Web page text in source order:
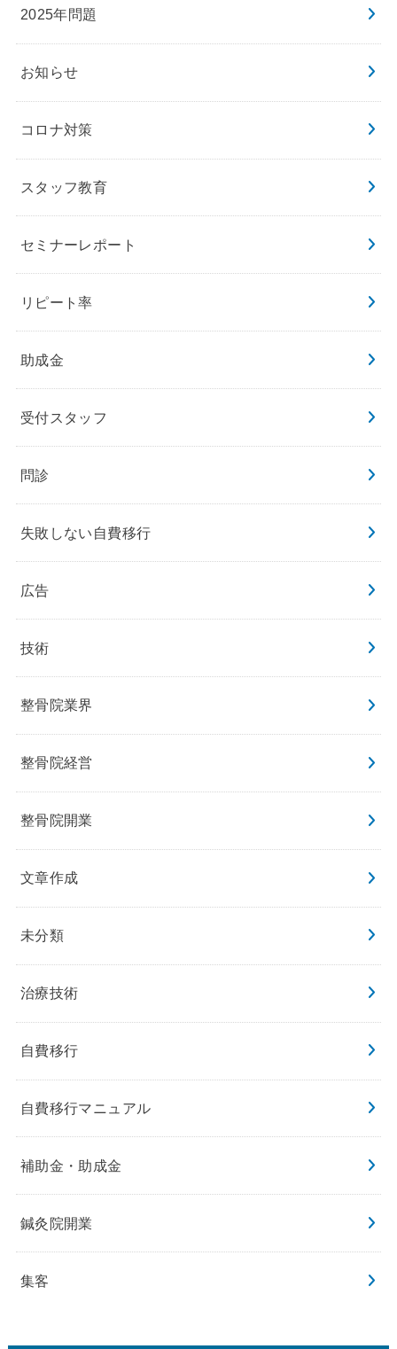
2025年問題
お知らせ
コロナ対策
スタッフ教育
セミナーレポート
リピート率
助成金
受付スタッフ
問診
失敗しない自費移行
広告
技術
整骨院業界
整骨院経営
整骨院開業
文章作成
未分類
治療技術
自費移行
自費移行マニュアル
補助金・助成金
鍼灸院開業
集客